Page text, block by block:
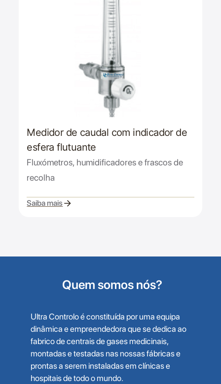
Medidor de caudal com indicador de
esfera flutuante
Fluxómetros, humidificadores e frascos de
recolha
Saiba mais
Quem somos nós?
Ultra Controlo é constituída por uma equipa
dinâmica e empreendedora que se dedica ao
fabrico de centrais de gases medicinais,
montadas e testadas nas nossas fábricas e
prontas a serem instaladas em clínicas e
hospitais de todo o mundo.